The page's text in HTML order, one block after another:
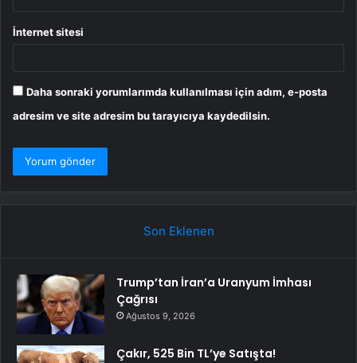
İnternet sitesi
Daha sonraki yorumlarımda kullanılması için adım, e-posta
adresim ve site adresim bu tarayıcıya kaydedilsin.
Son Eklenen
Trump’tan İran’a Uranyum İmhası
Çağrısı
Ağustos 9, 2026
Çakır, 525 Bin TL’ye Satışta!